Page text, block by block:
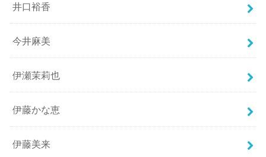
井口裕香
今井麻美
伊瀬茉莉也
伊藤かな恵
伊藤美来